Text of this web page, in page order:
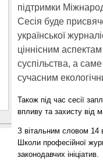
підтримки
Сесія буде
української
ціннісним
суспільства, а
сучасним
Також під час сесії
впливу та захисту від
З вітальним словом 14
Школи професійної
законодавчих ініціатив.